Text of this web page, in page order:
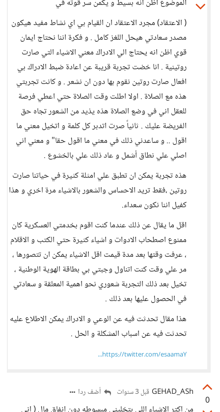
الموضوع اظن انه بسيط و يكمن سر قوته في
( الاعتقاد) مجرد الاعتقاد ان القيام بي اي نشاط مفيد هيكون
مصدر سعادتي هيحل اللغز كامل . و فكرة اننا نحتاج ايمان
قوي اظن انه يحتاج الي الادراك معني الاشياء التي صارت
روتينية . انا خضت تجربة قريبة عن اعادة ضبط الادراك بي
افعال صارت روتين نقوم بها دون ان نشعر . و كانت تجربتي
هذه مع الصلاة . اولا اطلت وقت الصلاة حتي اعطي فرصة
للعقل اني في وضع الصلاة هذه يذيد من الشعور تجاه حق
الفريضة عليك . ثانياً صرت اتدبر كل كلمة و اتخيل معني ما
اقول .. و ساعدني ذلك في معني ما اقول حقا" و معني اني
اصلي علي نطاق أشمل و عاد ذلك علي بالخشوع .
هذه تجربة يمكن ان تطبق علي امثلة كثيرة في حياتنا صارت
روتين ،فقط تريد الاحساس والشعور بالاشياء مرة اخري و هذا
كفيل اننا نكون سعداء.
اقل ما يقال عن ذلك عندما كنت اقوم بخدمتي العسكرية كان
ممنوع اصطحاب الادوات و اشياء كثيرة حتي الكتب و الاقلام
، عرفت وقتها بعد مدة قيمت اقل الاشياء يمكن ان تتصورها ،
مر علي وقت كنت اتناول وجبتي بي بطاقة الهوية الوطنية ،
تخيل بعد ذلك التجربة شعوري نحو اهمية المعلقة و سعادتي
في الحصول عليها بعد ذلك .
هذا مقال تحدثت فيه عن الوعي و الادراك يمكن الاطلاع عليه
تحدثت فيه عن اسباب المشكلة و الحل .
https://twitter.com/esaamaY...
0
GEHAD_ASh قبل 3 سنوات أضف ردا